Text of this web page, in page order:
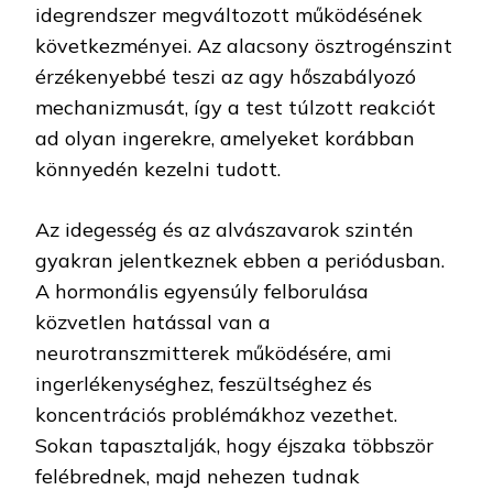
idegrendszer megváltozott működésének
következményei. Az alacsony ösztrogénszint
érzékenyebbé teszi az agy hőszabályozó
mechanizmusát, így a test túlzott reakciót
ad olyan ingerekre, amelyeket korábban
könnyedén kezelni tudott.
Az idegesség és az alvászavarok szintén
gyakran jelentkeznek ebben a periódusban.
A hormonális egyensúly felborulása
közvetlen hatással van a
neurotranszmitterek működésére, ami
ingerlékenységhez, feszültséghez és
koncentrációs problémákhoz vezethet.
Sokan tapasztalják, hogy éjszaka többször
felébrednek, majd nehezen tudnak